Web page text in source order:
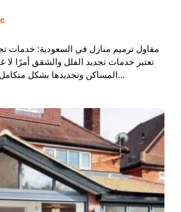
مقاول ترميم منازل في السعودية: خدمات
تعتبر خدمات تجديد الفلل والشقق أمرًا
المساكن وتجديدها بشكل متكامل ومتقن. ومن هنا يأ…